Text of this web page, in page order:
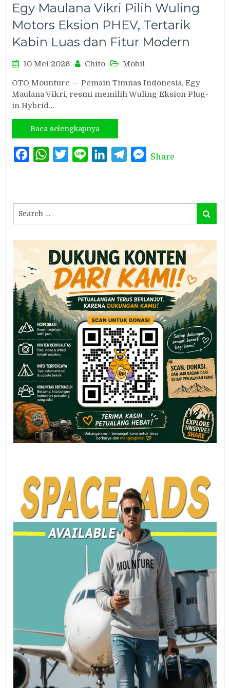
Egy Maulana Vikri Pilih Wuling
Motors Eksion PHEV, Tertarik
Kabin Luas dan Fitur Modern
10 Mei 2026 Chito Mobil
OTO Mounture — Pemain Timnas Indonesia, Egy
Maulana Vikri, resmi memilih Wuling Eksion Plug-
in Hybrid…
Baca selengkapnya
FacebookWhatsAppTwitterLine LinkedInTelegramMessenger
Share
for:
Search